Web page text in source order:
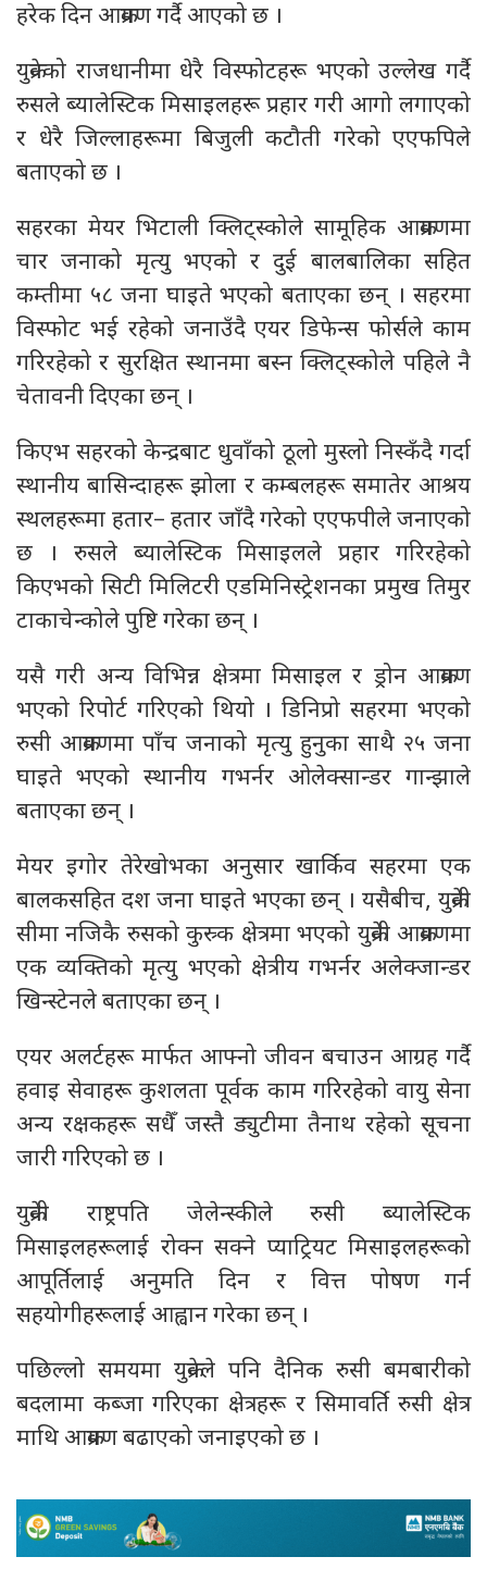
हरेक दिन आक्रमण गर्दै आएको छ ।
युक्रेनको राजधानीमा धेरै विस्फोटहरू भएको उल्लेख गर्दै
रुसले ब्यालेस्टिक मिसाइलहरू प्रहार गरी आगो लगाएको
र धेरै जिल्लाहरूमा बिजुली कटौती गरेको एएफपिले
बताएको छ ।
सहरका मेयर भिटाली क्लिट्स्कोले सामूहिक आक्रमणमा
चार जनाको मृत्यु भएको र दुई बालबालिका सहित
कम्तीमा ५८ जना घाइते भएको बताएका छन् । सहरमा
विस्फोट भई रहेको जनाउँदै एयर डिफेन्स फोर्सले काम
गरिरहेको र सुरक्षित स्थानमा बस्न क्लिट्स्कोले पहिले नै
चेतावनी दिएका छन् ।
किएभ सहरको केन्द्रबाट धुवाँको ठूलो मुस्लो निस्कँदै गर्दा
स्थानीय बासिन्दाहरू झोला र कम्बलहरू समातेर आश्रय
स्थलहरूमा हतार– हतार जाँदै गरेको एएफपीले जनाएको
छ । रुसले ब्यालेस्टिक मिसाइलले प्रहार गरिरहेको
किएभको सिटी मिलिटरी एडमिनिस्ट्रेशनका प्रमुख तिमुर
टाकाचेन्कोले पुष्टि गरेका छन् ।
यसै गरी अन्य विभिन्न क्षेत्रमा मिसाइल र ड्रोन आक्रमण
भएको रिपोर्ट गरिएको थियो । डिनिप्रो सहरमा भएको
रुसी आक्रमणमा पाँच जनाको मृत्यु हुनुका साथै २५ जना
घाइते भएको स्थानीय गभर्नर ओलेक्सान्डर गान्झाले
बताएका छन् ।
मेयर इगोर तेरेखोभका अनुसार खार्किव सहरमा एक
बालकसहित दश जना घाइते भएका छन् । यसैबीच, युक्रेनी
सीमा नजिकै रुसको कुस्र्क क्षेत्रमा भएको युक्रेनी आक्रमणमा
एक व्यक्तिको मृत्यु भएको क्षेत्रीय गभर्नर अलेक्जान्डर
खिन्स्टेनले बताएका छन् ।
एयर अलर्टहरू मार्फत आफ्नो जीवन बचाउन आग्रह गर्दै
हवाइ सेवाहरू कुशलता पूर्वक काम गरिरहेको वायु सेना
अन्य रक्षकहरू सधैँ जस्तै ड्युटीमा तैनाथ रहेको सूचना
जारी गरिएको छ ।
युक्रेनी राष्ट्रपति जेलेन्स्कीले रुसी ब्यालेस्टिक
मिसाइलहरूलाई रोक्न सक्ने प्याट्रियट मिसाइलहरूको
आपूर्तिलाई अनुमति दिन र वित्त पोषण गर्न
सहयोगीहरूलाई आह्वान गरेका छन् ।
पछिल्लो समयमा युक्रेनले पनि दैनिक रुसी बमबारीको
बदलामा कब्जा गरिएका क्षेत्रहरू र सिमावर्ति रुसी क्षेत्र
माथि आक्रमण बढाएको जनाइएको छ ।